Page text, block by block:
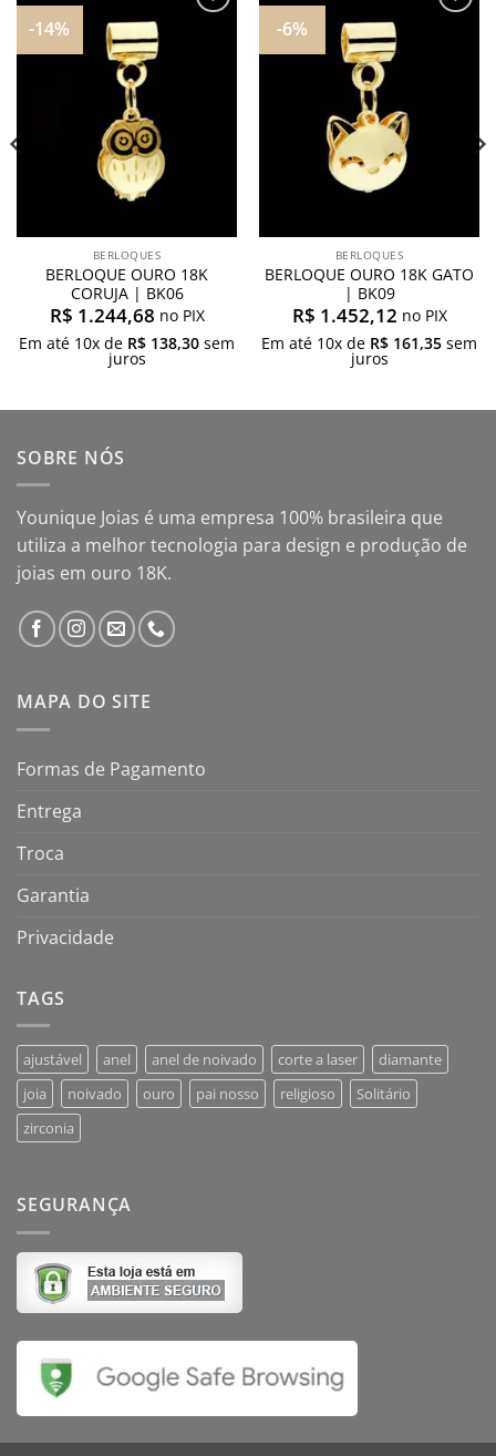
-14%
BERLOQUES
BERLOQUE OURO 18K
CORUJA | BK06
R$ 1.244,68 no PIX
Em até 10x de R$ 138,30 sem
juros
-6%
BERLOQUES
BERLOQUE OURO 18K GATO
| BK09
R$ 1.452,12 no PIX
Em até 10x de R$ 161,35 sem
juros
SOBRE NÓS
Younique Joias é uma empresa 100% brasileira que
utiliza a melhor tecnologia para design e produção de
joias em ouro 18K.
MAPA DO SITE
Formas de Pagamento
Entrega
Troca
Garantia
Privacidade
TAGS
ajustável anel anel de noivado corte a laser
diamante
joia
noivado ouro pai nosso religioso
Solitário
zirconia
SEGURANÇA